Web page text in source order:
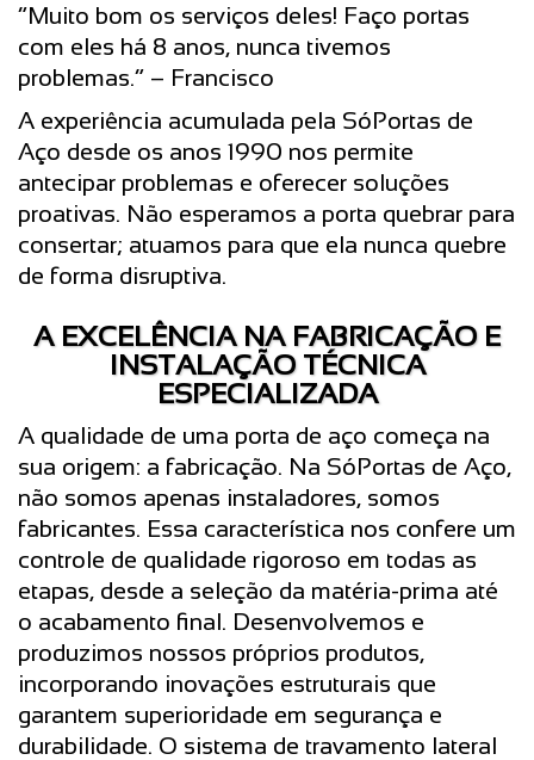
“Muito bom os serviços deles! Faço portas
com eles há 8 anos, nunca tivemos
problemas.” – Francisco
A experiência acumulada pela SóPortas de
Aço desde os anos 1990 nos permite
antecipar problemas e oferecer soluções
proativas. Não esperamos a porta quebrar para
consertar; atuamos para que ela nunca quebre
de forma disruptiva.
A EXCELÊNCIA NA FABRICAÇÃO E
INSTALAÇÃO TÉCNICA
ESPECIALIZADA
A qualidade de uma porta de aço começa na
sua origem: a fabricação. Na SóPortas de Aço,
não somos apenas instaladores, somos
fabricantes. Essa característica nos confere um
controle de qualidade rigoroso em todas as
etapas, desde a seleção da matéria-prima até
o acabamento final. Desenvolvemos e
produzimos nossos próprios produtos,
incorporando inovações estruturais que
garantem superioridade em segurança e
durabilidade. O sistema de travamento lateral